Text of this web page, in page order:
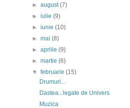
►august(7)
►iulie(9)
►iunie(10)
►mai(8)
►aprilie(9)
►martie(6)
▼februarie(15)
Drumuri...
Dastea...legate de Univers
Muzica